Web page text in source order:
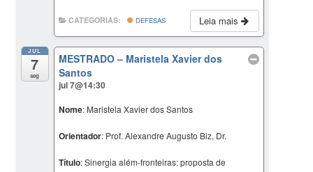
Leia mais
CATEGORIAS: DEFESAS
JUL
7
seg
MESTRADO – Maristela Xavier dos
Santos
jul 7@14:30
Nome: Maristela Xavier dos Santos
Orientador: Prof. Alexandre Augusto Biz, Dr.
Título: Sinergia além-fronteiras: proposta de